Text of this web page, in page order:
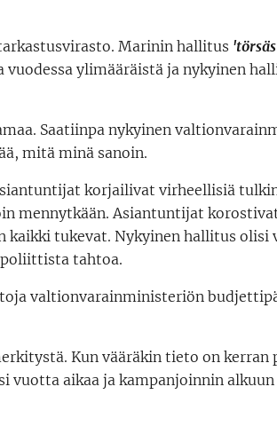
Marinin hallitus
ylimääräistä ja nykyinen
Saatiinpa nykyinen
mitä minä sanoin.
korjailivat virheellisiä
mennytkään. Asiantuntijat
kaikki tukevat. Nykyinen hallitus olisi
tahtoa.
valtionvarainministeriön
Kun vääräkin tieto on
vuotta aikaa ja kampanjoinnin